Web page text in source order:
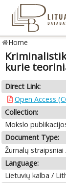
Home
kurie
Direct Link:
Open Access
Collection:
Mokslo
Document Type:
Žurnalų straipsniai
Language:
Lietuvių kalba /